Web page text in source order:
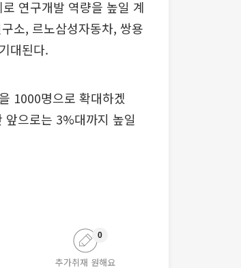
연구개발 역량을 높일 계
소, 르노삼성자동차, 쌍용
대된다.
1000명으로 확대하겠
으로는 3%대까지 높일
추가취재 원해요
0